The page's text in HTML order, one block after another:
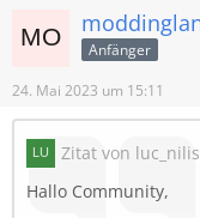
Anfänger
24. Mai 2023 um 15:11
Zitat von luc_nilis
Hallo Community,